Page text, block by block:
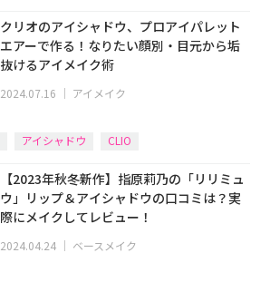
クリオのアイシャドウ、プロアイパレット
エアーで作る！なりたい顔別・目元から垢
抜けるアイメイク術
2024.07.16 アイメイク
アイシャドウ CLIO
【2023年秋冬新作】指原莉乃の「リリミュ
ウ」リップ＆アイシャドウの口コミは？実
際にメイクしてレビュー！
2024.04.24 ｜ ベースメイク